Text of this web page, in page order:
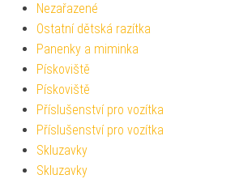
Nezařazené
Ostatní dětská razítka
Panenky a miminka
Pískoviště
Pískoviště
Příslušenství pro vozítka
Příslušenství pro vozítka
Skluzavky
Skluzavky